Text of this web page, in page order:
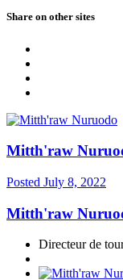
Share on other sites
Mitth'raw
Posted July 8, 2022
Mitth'raw
Directeur de